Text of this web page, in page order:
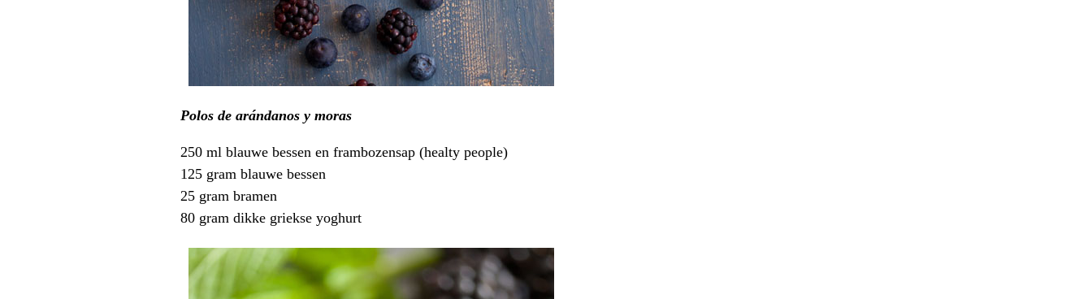
Polos de arándanos y moras
250 ml blauwe bessen en frambozensap (healty people)
125 gram blauwe bessen
25 gram bramen
80 gram dikke griekse yoghurt